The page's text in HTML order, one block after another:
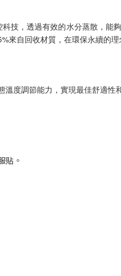
技，透過有效的水分蒸散，
自回收材質，在環保永續的
度調節能力，實現最佳舒適性
貼。